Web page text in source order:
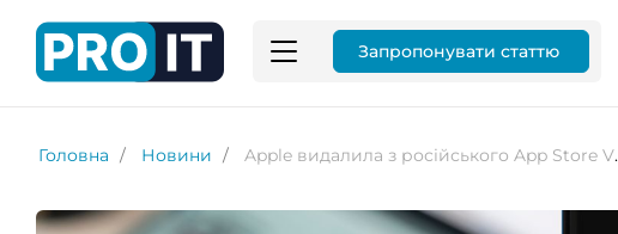
Запропонувати статтю
Головна Новини Apple